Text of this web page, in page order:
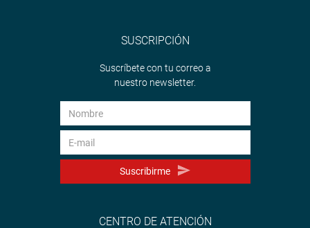
SUSCRIPCIÓN
Suscríbete con tu correo a
nuestro newsletter.
Suscribirme
CENTRO DE ATENCIÓN